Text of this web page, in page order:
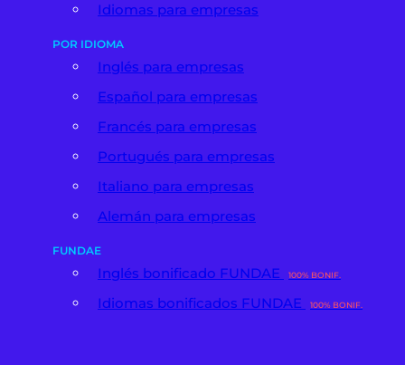
Idiomas para empresas
POR IDIOMA
Inglés para empresas
Español para empresas
Francés para empresas
Portugués para empresas
Italiano para empresas
Alemán para empresas
FUNDAE
Inglés bonificado FUNDAE 100% BONIF.
Idiomas bonificados FUNDAE 100% BONIF.